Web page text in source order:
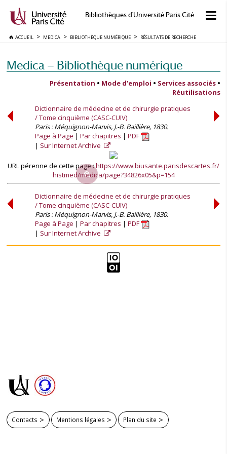
Bibliothèques d'Université Paris Cité
ACCUEIL MEDICA BIBLIOTHÈQUE NUMÉRIQUE RÉSULTATS DE RECHERCHE
Medica — Bibliothèque numérique
Présentation • Mode d’emploi • Services associés •
Réutilisations
Dictionnaire de médecine et de chirurgie pratiques
/ Tome cinquième (CASC-CUIV)
Paris : Méquignon-Marvis, J.-B. Baillière, 1830.
Page à Page
Par chapitres
PDF
Sur Internet Archive
URL pérenne de cette page :https://www.biusante.parisdescartes.fr/
histmed/medica/page?34826x05&p=154
Dictionnaire de médecine et de chirurgie pratiques
/ Tome cinquième (CASC-CUIV)
Paris : Méquignon-Marvis, J.-B. Baillière, 1830.
Page à Page
Par chapitres
PDF
Sur Internet Archive
Contacts Mentions légales Plan du site